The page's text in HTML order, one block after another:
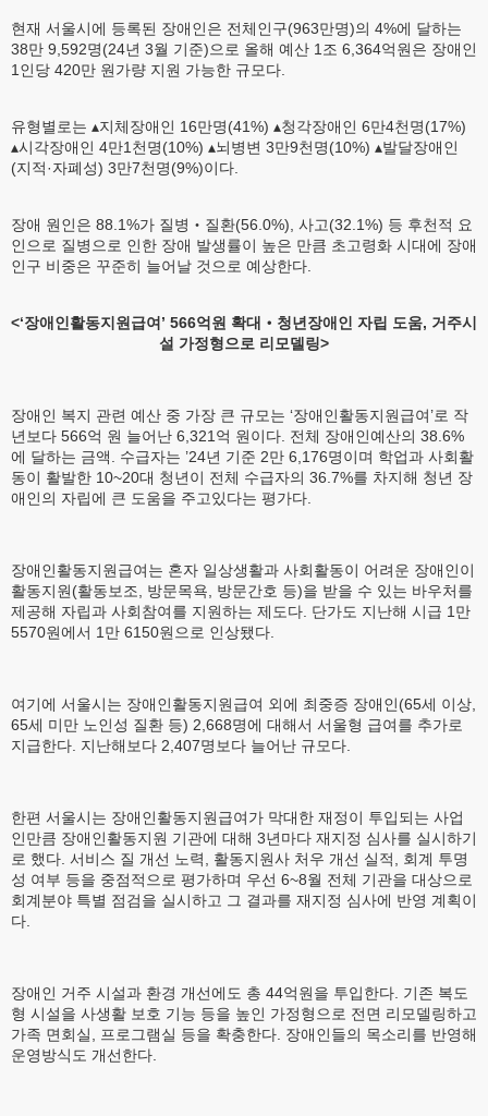
현재 서울시에 등록된 장애인은 전체인구(963만명)의 4%에 달하는
38만 9,592명(24년 3월 기준)으로 올해 예산 1조 6,364억원은 장애인
1인당 420만 원가량 지원 가능한 규모다.
유형별로는 ▴지체장애인 16만명(41%) ▴청각장애인 6만4천명(17%)
▴시각장애인 4만1천명(10%) ▴뇌병변 3만9천명(10%) ▴발달장애인
(지적·자폐성) 3만7천명(9%)이다.
장애 원인은 88.1%가 질병‧질환(56.0%), 사고(32.1%) 등 후천적 요
인으로 질병으로 인한 장애 발생률이 높은 만큼 초고령화 시대에 장애
인구 비중은 꾸준히 늘어날 것으로 예상한다.
<‘장애인활동지원급여’ 566억원 확대‧청년장애인 자립 도움, 거주시
설 가정형으로 리모델링>
장애인 복지 관련 예산 중 가장 큰 규모는 ‘장애인활동지원급여’로 작
년보다 566억 원 늘어난 6,321억 원이다. 전체 장애인예산의 38.6%
에 달하는 금액. 수급자는 ’24년 기준 2만 6,176명이며 학업과 사회활
동이 활발한 10~20대 청년이 전체 수급자의 36.7%를 차지해 청년 장
애인의 자립에 큰 도움을 주고있다는 평가다.
장애인활동지원급여는 혼자 일상생활과 사회활동이 어려운 장애인이
활동지원(활동보조, 방문목욕, 방문간호 등)을 받을 수 있는 바우처를
제공해 자립과 사회참여를 지원하는 제도다. 단가도 지난해 시급 1만
5570원에서 1만 6150원으로 인상됐다.
여기에 서울시는 장애인활동지원급여 외에 최중증 장애인(65세 이상,
65세 미만 노인성 질환 등) 2,668명에 대해서 서울형 급여를 추가로
지급한다. 지난해보다 2,407명보다 늘어난 규모다.
한편 서울시는 장애인활동지원급여가 막대한 재정이 투입되는 사업
인만큼 장애인활동지원 기관에 대해 3년마다 재지정 심사를 실시하기
로 했다. 서비스 질 개선 노력, 활동지원사 처우 개선 실적, 회계 투명
성 여부 등을 중점적으로 평가하며 우선 6~8월 전체 기관을 대상으로
회계분야 특별 점검을 실시하고 그 결과를 재지정 심사에 반영 계획이
다.
장애인 거주 시설과 환경 개선에도 총 44억원을 투입한다. 기존 복도
형 시설을 사생활 보호 기능 등을 높인 가정형으로 전면 리모델링하고
가족 면회실, 프로그램실 등을 확충한다. 장애인들의 목소리를 반영해
운영방식도 개선한다.